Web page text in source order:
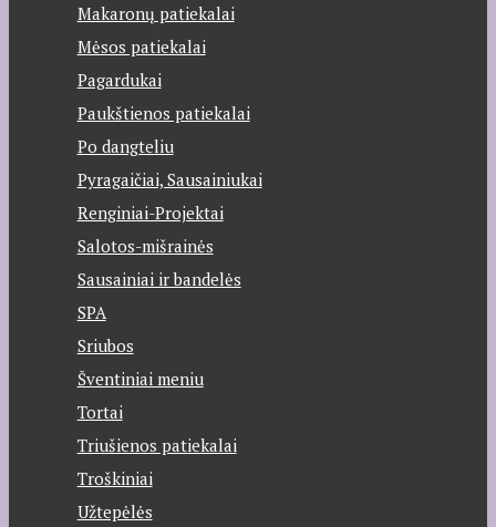
Makaronų patiekalai
Mėsos patiekalai
Pagardukai
Paukštienos patiekalai
Po dangteliu
Pyragaičiai, Sausainiukai
Renginiai-Projektai
Salotos-mišrainės
Sausainiai ir bandelės
SPA
Sriubos
Šventiniai meniu
Tortai
Triušienos patiekalai
Troškiniai
Užtepėlės